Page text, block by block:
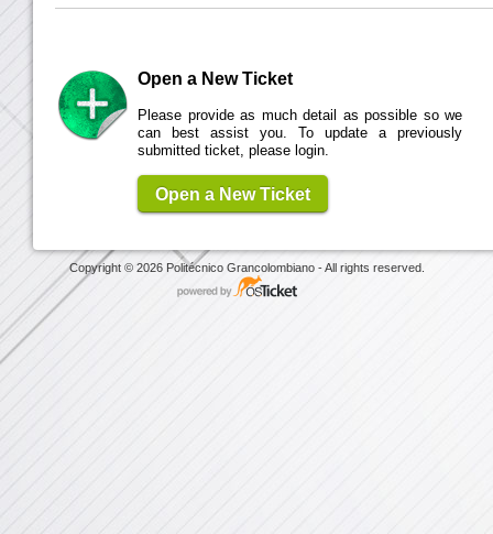
Open a New Ticket
Please provide as much detail as possible so we
can best assist you. To update a previously
submitted ticket, please login.
Open a New Ticket
Copyright © 2026 Politécnico Grancolombiano - All rights reserved.